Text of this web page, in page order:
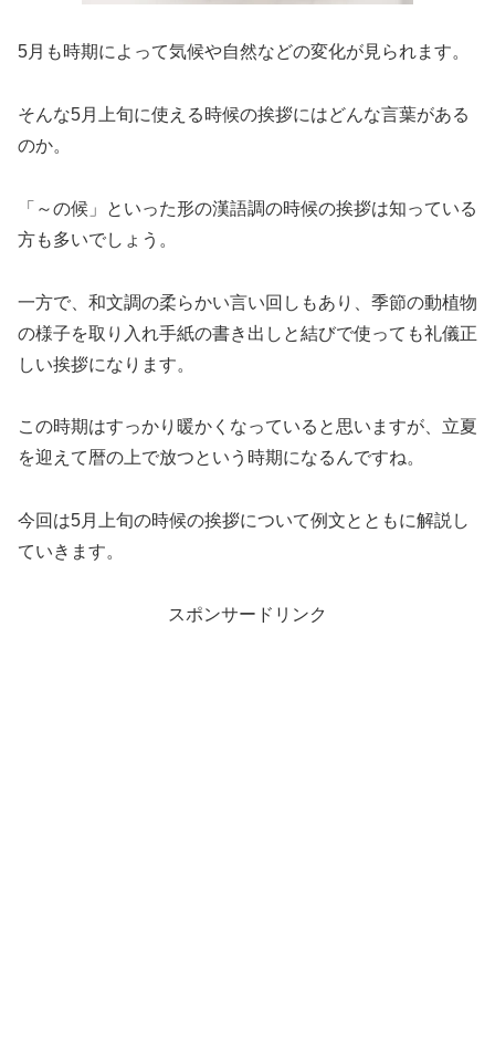
5月も時期によって気候や自然などの変化が見られます。
そんな5月上旬に使える時候の挨拶にはどんな言葉がある
のか。
「～の候」といった形の漢語調の時候の挨拶は知っている
方も多いでしょう。
一方で、和文調の柔らかい言い回しもあり、季節の動植物
の様子を取り入れ手紙の書き出しと結びで使っても礼儀正
しい挨拶になります。
この時期はすっかり暖かくなっていると思いますが、立夏
を迎えて暦の上で放つという時期になるんですね。
今回は5月上旬の時候の挨拶について例文とともに解説し
ていきます。
スポンサードリンク